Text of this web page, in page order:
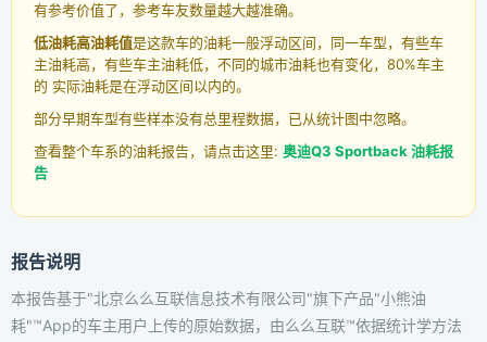
有参考价值了，参考车友数量越大越准确。
低油耗高油耗值是这款车的油耗一般浮动区间，同一车型，有些车
主油耗高，有些车主油耗低，不同的城市油耗也有变化，80%车主
的 实际油耗是在浮动区间以内的。
部分早期车型有些样本没有总里程数据，已从统计图中忽略。
查看整个车系的油耗报告，请点击这里: 奥迪Q3 Sportback 油耗报
告
报告说明
本报告基于"北京么么互联信息技术有限公司"旗下产品"小熊油
耗"™App的车主用户上传的原始数据，由么么互联™依据统计学方法